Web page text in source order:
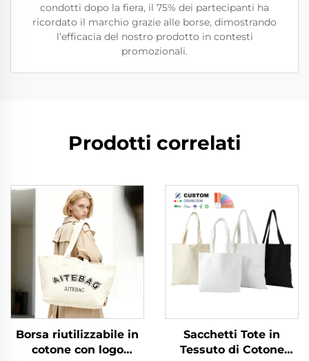
condotti dopo la fiera, il 75% dei partecipanti ha
ricordato il marchio grazie alle borse, dimostrando
l’efficacia del nostro prodotto in contesti
promozionali.
Prodotti correlati
Borsa riutilizzabile in
cotone con logo
Sacchetti Tote in
Tessuto di Cotone